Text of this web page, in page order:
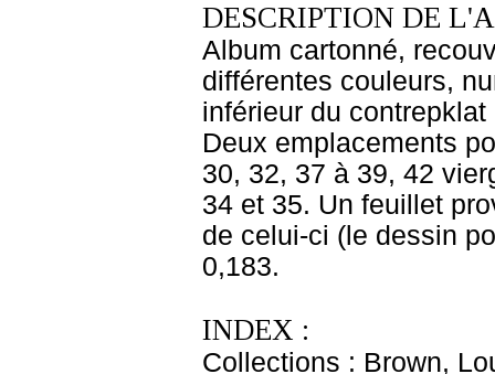
DESCRIPTION DE
Album cartonné,
différentes couleurs,
inférieur du
Deux emplacements
30, 32, 37 à 39, 42
34 et 35. Un feuillet
de celui-ci (le dessin
0,183.
INDEX :
Collections : Brown,